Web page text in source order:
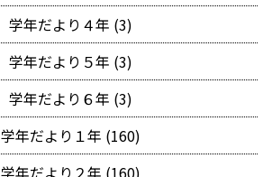
学年だより４年 (3)
学年だより５年 (3)
学年だより６年 (3)
学年だより１年 (160)